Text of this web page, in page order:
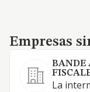
Empresas
Empresas
BANDE
La